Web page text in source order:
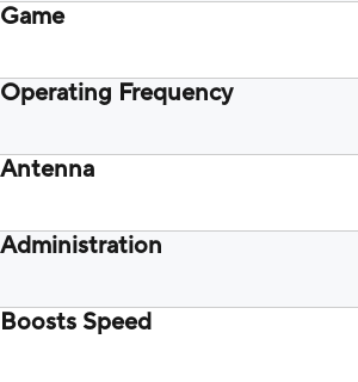
Game
Operating Frequency
Antenna
Administration
Boosts Speed